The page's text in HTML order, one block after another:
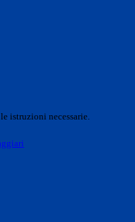
istruzioni necessarie.